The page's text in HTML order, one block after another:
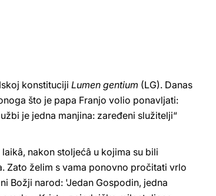
konstituciji Lumen gentium (LG). Danas
što je papa Franjo volio ponavljati:
je jedna manjina: zaređeni služitelji“
nakon stoljećâ u kojima su bili
Zato želim s vama ponovno pročitati vrlo
Božji narod: 'Jedan Gospodin, jedna